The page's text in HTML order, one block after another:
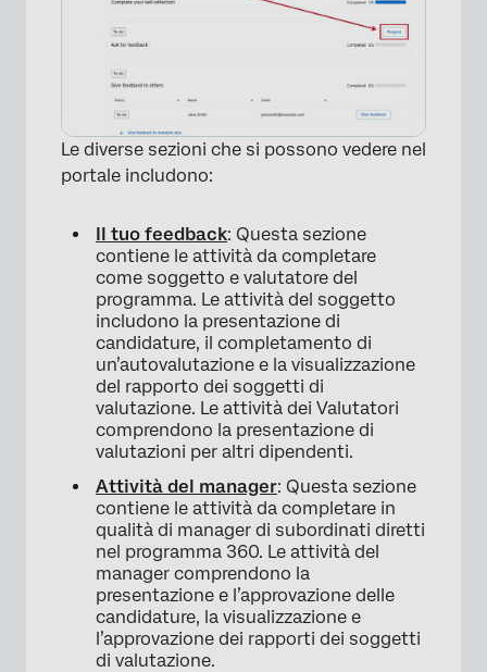
×
Le diverse sezioni che si possono vedere nel
portale includono:
Il tuo feedback: Questa sezione
contiene le attività da completare
come soggetto e valutatore del
programma. Le attività del soggetto
includono la presentazione di
candidature, il completamento di
un’autovalutazione e la visualizzazione
del rapporto dei soggetti di
valutazione. Le attività dei Valutatori
comprendono la presentazione di
valutazioni per altri dipendenti.
Attività del manager: Questa sezione
contiene le attività da completare in
qualità di manager di subordinati diretti
nel programma 360. Le attività del
manager comprendono la
presentazione e l’approvazione delle
candidature, la visualizzazione e
l’approvazione dei rapporti dei soggetti
di valutazione.